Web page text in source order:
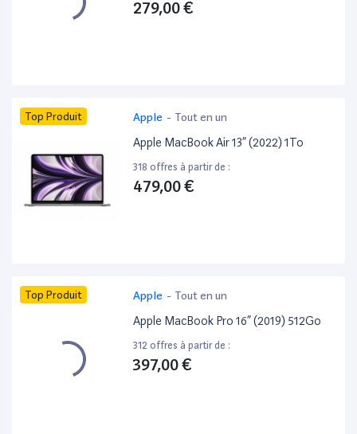
279,00 €
Top Produit Apple - Tout en un
Apple MacBook Air 13” (2022) 1To
318 offres à partir de :
479,00 €
Top Produit Apple - Tout en un
Apple MacBook Pro 16” (2019) 512Go
312 offres à partir de :
397,00 €